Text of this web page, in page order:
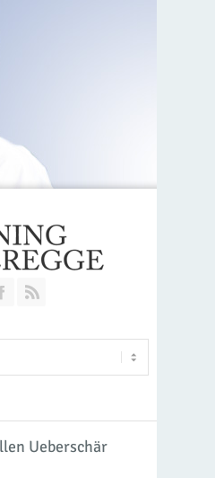
Join our Facebook Group
Ueberschär